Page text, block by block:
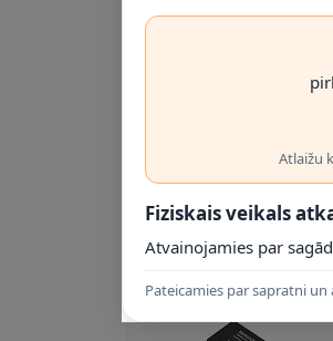
60W, 12V, IP20
Atlaižu
Fiziskais veikals
Atvainojamies par
Pateicamies par sapratni